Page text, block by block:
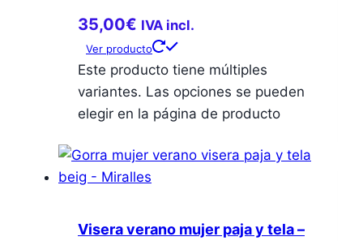
35,00€ IVA incl.
Ver producto
Este producto tiene múltiples
variantes. Las opciones se pueden
elegir en la página de producto
Visera verano mujer paja y tela –